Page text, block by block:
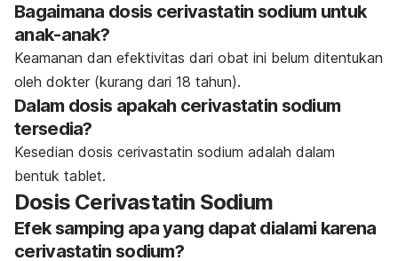
Bagaimana dosis cerivastatin sodium untuk
anak-anak?
Keamanan dan efektivitas dari obat ini belum ditentukan
oleh dokter (kurang dari 18 tahun).
Dalam dosis apakah cerivastatin sodium
tersedia?
Kesedian dosis cerivastatin sodium adalah dalam
bentuk tablet.
Dosis Cerivastatin Sodium
Efek samping apa yang dapat dialami karena
cerivastatin sodium?